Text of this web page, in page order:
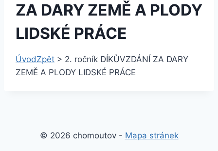
ZA DARY ZEMĚ A PLODY
LIDSKÉ PRÁCE
ÚvodZpět > 2. ročník DÍKŮVZDÁNÍ ZA DARY
ZEMĚ A PLODY LIDSKÉ PRÁCE
© 2026 chomoutov - Mapa stránek